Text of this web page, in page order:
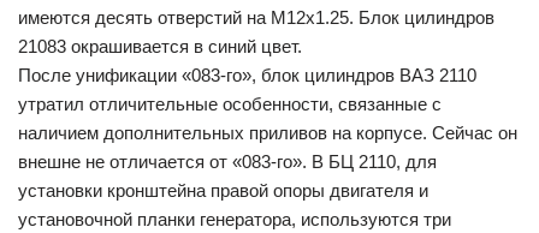
имеются десять отверстий на М12х1.25. Блок цилиндров
21083 окрашивается в синий цвет.
После унификации «083-го», блок цилиндров ВАЗ 2110
утратил отличительные особенности, связанные с
наличием дополнительных приливов на корпусе. Сейчас он
внешне не отличается от «083-го». В БЦ 2110, для
установки кронштейна правой опоры двигателя и
установочной планки генератора, используются три